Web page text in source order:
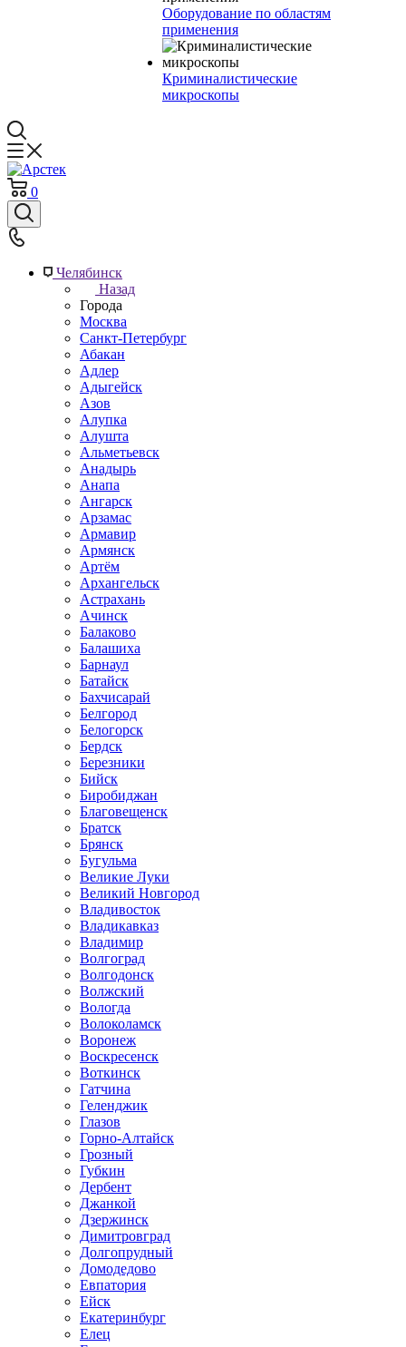
Оборудование по областям
применения
Криминалистические
микроскопы
0
Челябинск
Назад
Города
Москва
Санкт-Петербург
Абакан
Адлер
Адыгейск
Азов
Алупка
Алушта
Альметьевск
Анадырь
Анапа
Ангарск
Арзамас
Армавир
Армянск
Артём
Архангельск
Астрахань
Ачинск
Балаково
Балашиха
Барнаул
Батайск
Бахчисарай
Белгород
Белогорск
Бердск
Березники
Бийск
Биробиджан
Благовещенск
Братск
Брянск
Бугульма
Великие Луки
Великий Новгород
Владивосток
Владикавказ
Владимир
Волгоград
Волгодонск
Волжский
Вологда
Волоколамск
Воронеж
Воскресенск
Воткинск
Гатчина
Геленджик
Глазов
Горно-Алтайск
Грозный
Губкин
Дербент
Джанкой
Дзержинск
Димитровград
Долгопрудный
Домодедово
Евпатория
Ейск
Екатеринбург
Елец